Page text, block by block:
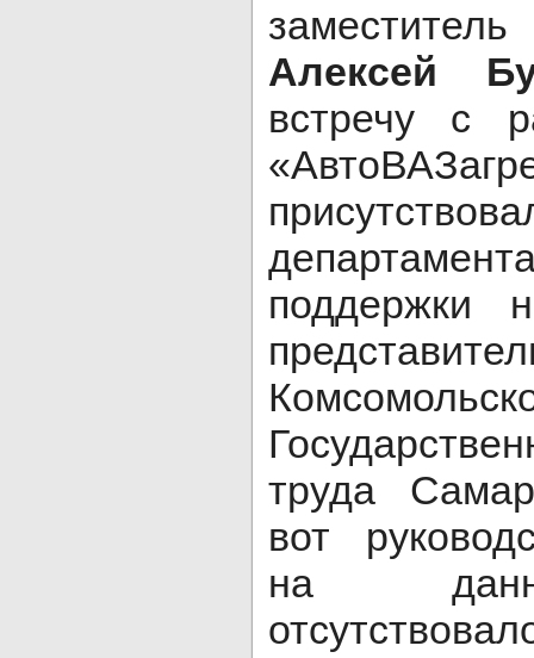
Алексей
встречу с
поддержки
труда
вот
на